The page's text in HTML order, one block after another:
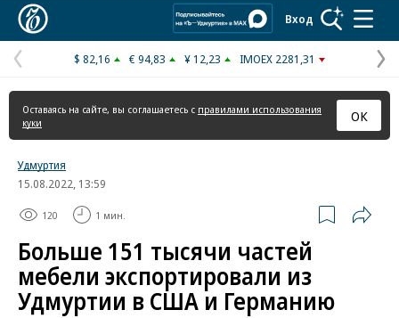
Вход
Предыдущая
страница
$ 82,16 € 94,83 ¥ 12,23 IMOEX 2281,31
Оставаясь на сайте, вы соглашаетесь с правилами использования
куки
ОК
Удмуртия
15.08.2022, 13:59
120 1 мин.
Больше 151 тысячи частей
мебели экспортировали из
Удмуртии в США и Германию